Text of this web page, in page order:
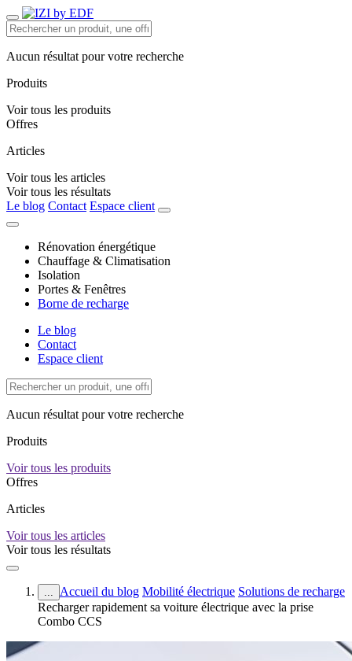
Aucun résultat pour votre recherche
Produits
Voir tous les produits
Offres
Articles
Voir tous les articles
Voir tous les résultats
Le blog Contact Espace client
Rénovation énergétique
Chauffage & Climatisation
Isolation
Portes & Fenêtres
Borne de recharge
Le blog
Contact
Espace client
Aucun résultat pour votre recherche
Produits
Voir tous les produits
Offres
Articles
Voir tous les articles
Voir tous les résultats
... Accueil du blog Mobilité électrique Solutions de recharge
Recharger rapidement sa voiture électrique avec la prise
Combo CCS